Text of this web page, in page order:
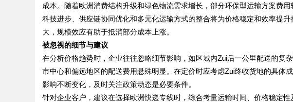
成本。随着欧洲消费结构升级和绿色物流需求增长，部分环保型运输方案费用
科技进步、供应链协同优化和多元化运输方式的整合将为价格稳定和效率提
大，规模效应有助于抵消部分成本上涨。
被忽视的细节与建议
在分析价格趋势时，企业往往忽略细节影响，如区域内Zui后一公里配送的复
市中心和偏远地区的配送费用悬殊明显。在定价时应考虑Zui终收货地的具体
影响不断变化，及时关注政策动态是必要条件。
针对企业客户，建议在选择欧洲快递专线时，综合考量运输时间、价格稳定